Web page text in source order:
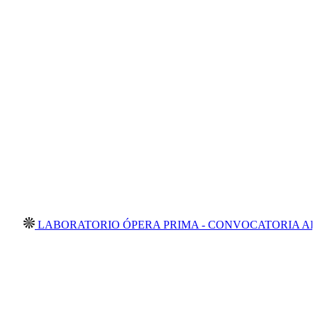
ÓPERA PRIMA - CONVOCATORIA ABIERTA